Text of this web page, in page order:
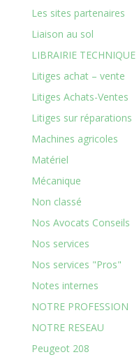
Les sites partenaires
Liaison au sol
LIBRAIRIE TECHNIQUE
Litiges achat – vente
Litiges Achats-Ventes
Litiges sur réparations
Machines agricoles
Matériel
Mécanique
Non classé
Nos Avocats Conseils
Nos services
Nos services "Pros"
Notes internes
NOTRE PROFESSION
NOTRE RESEAU
Peugeot 208